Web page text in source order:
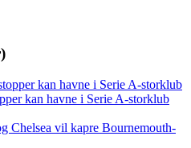
kan havne i Serie A-storklub